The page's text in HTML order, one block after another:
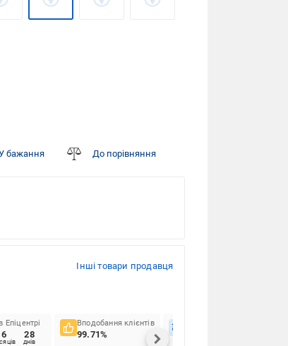
бажання До порівняння
Інші товари продавця
6 28
днів
Вподобання клієнтів
99.71%